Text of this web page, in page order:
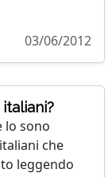
03/06/2012
lo sono
che
leggendo